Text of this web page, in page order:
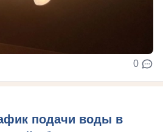
0
подачи воды в